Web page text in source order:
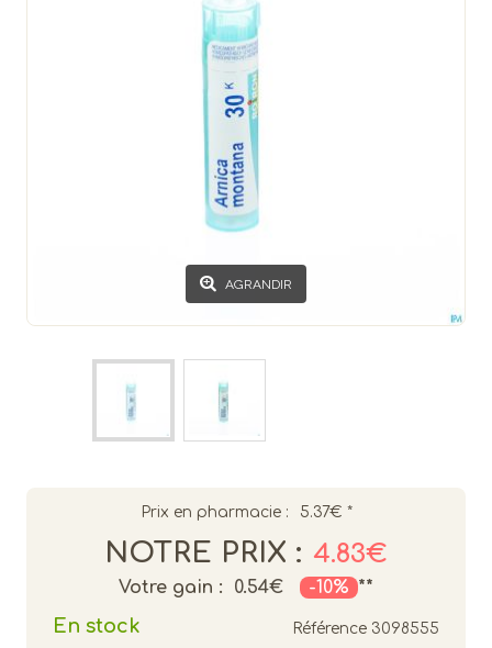
AGRANDIR
Prix en pharmacie : 5.37€ *
NOTRE PRIX : 4.83€
Votre gain : 0.54€ -10% **
En stock Référence 3098555